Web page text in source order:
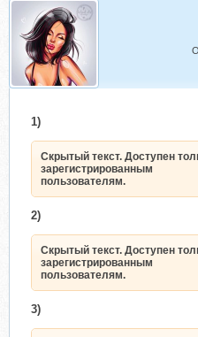
Нажмите, чтобы раскрыть...
Скрытый текст. Доступен
только зарегистрированным
пользователям.
4)
только
пользователям.
Нажмите, чтобы
5)
Скрытый текст. Доступен
только
пользователям.
1)
Скрытый текст. Доступен
зарегистрированным
пользователям.
2)
Скрытый текст. Доступен
зарегистрированным
пользователям.
3)